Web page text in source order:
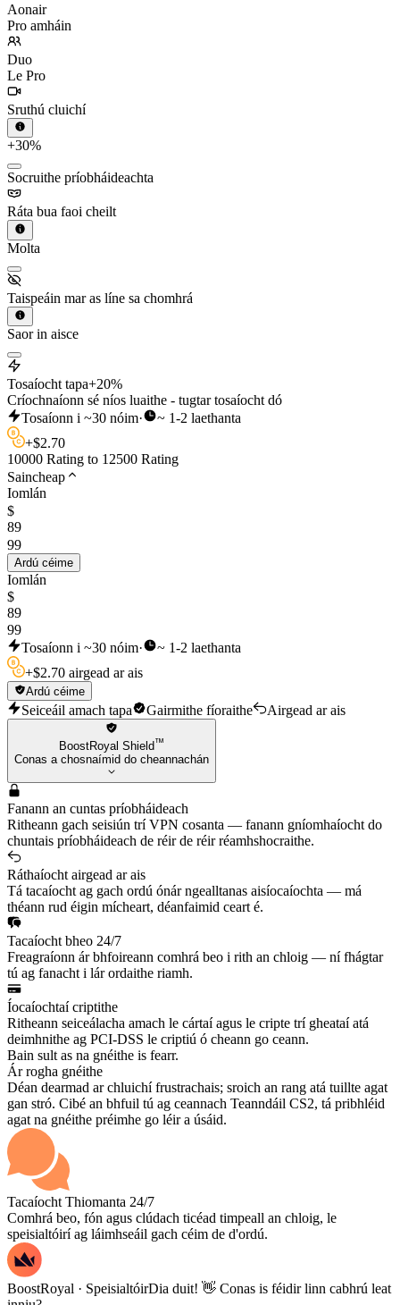
Aonair
Pro amháin
Duo
Le Pro
Sruthú cluichí
+30%
Socruithe príobháideachta
Ráta bua faoi cheilt
Molta
Taispeáin mar as líne sa chomhrá
Saor in aisce
Tosaíocht tapa+20%
Críochnaíonn sé níos luaithe - tugtar tosaíocht dó
Tosaíonn i ~30 nóim·
~ 1-2 laethanta
+$2.70
10000 Rating to 12500 Rating
Saincheap
Iomlán
$
89
99
Ardú céime
Iomlán
$
89
99
Tosaíonn i ~30 nóim·
~ 1-2 laethanta
+$2.70 airgead ar ais
Ardú céime
Seiceáil amach tapa Gairmithe fíoraithe Airgead ar ais
BoostRoyal Shield™
Conas a chosnaímid do cheannachán
Fanann an cuntas príobháideach
Ritheann gach seisiún trí VPN cosanta — fanann gníomhaíocht do
chuntais príobháideach de réir de réir réamhshocraithe.
Ráthaíocht airgead ar ais
Tá tacaíocht ag gach ordú ónár ngealltanas aisíocaíochta — má
théann rud éigin mícheart, déanfaimid ceart é.
Tacaíocht bheo 24/7
Freagraíonn ár bhfoireann comhrá beo i rith an chloig — ní fhágtar
tú ag fanacht i lár ordaithe riamh.
Íocaíochtaí criptithe
Ritheann seiceálacha amach le cártaí agus le cripte trí gheataí atá
deimhnithe ag PCI-DSS le criptiú ó cheann go ceann.
Bain sult as na gnéithe is fearr.
Ár rogha gnéithe
Déan dearmad ar chluichí frustrachais; sroich an rang atá tuillte agat
gan stró. Cibé an bhfuil tú ag ceannach Teanndáil CS2, tá pribhléid
agat na gnéithe préimhe go léir a úsáid.
Tacaíocht Thiomanta 24/7
Comhrá beo, fón agus clúdach ticéad timpeall an chloig, le
speisialtóirí ag láimhseáil gach céim de d'ordú.
BoostRoyal · SpeisialtóirDia duit! 👋 Conas is féidir linn cabhrú leat